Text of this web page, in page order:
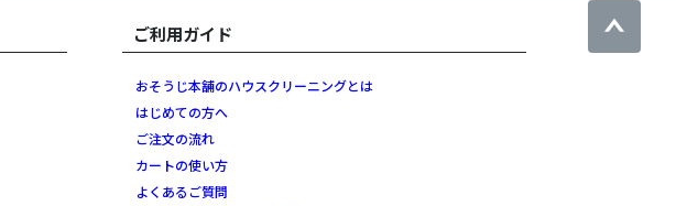
ご利用ガイド
おそうじ本舗のハウスクリーニングとは
はじめての方へ
ご注文の流れ
カートの使い方
よくあるご質問